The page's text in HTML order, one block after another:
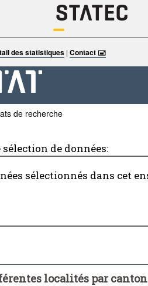
des statistiques |Contact 🖃
de recherche
de données:
sélectionnés dans cet
localités par